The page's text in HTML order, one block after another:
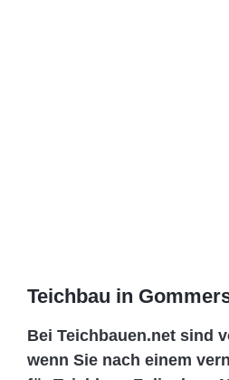
Teichbau in
Bei Teichbauen.net sind
wenn Sie nach einem